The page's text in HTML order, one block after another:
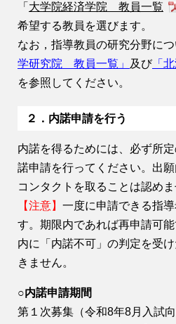
「 大学院経済学院 教員一覧
希望する教員を選びます。
なお， 指導教員の研究分野につ
学研究院 教員一覧」
及び「北
を参照してください。
２．内諾申請を行う
内諾を得るためには、必ず所
諾申請を行ってください。出
コンタクトを取ることは認めま
【注意】 一度に申請できる指
す。期限内であれば再申請可
内に「内諾不可」の判定を受
きません。
○内諾申請期間
第１次募集（令和8年8月入試